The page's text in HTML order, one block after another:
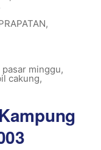
,
pasar minggu,
cakung,